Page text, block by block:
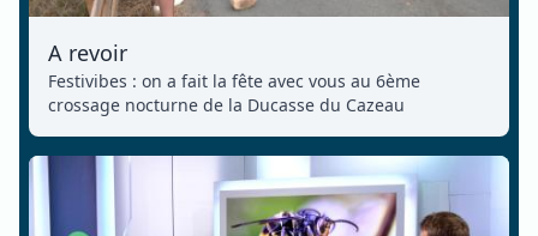
A revoir
Festivibes : on a fait la fête avec vous au 6ème
crossage nocturne de la Ducasse du Cazeau